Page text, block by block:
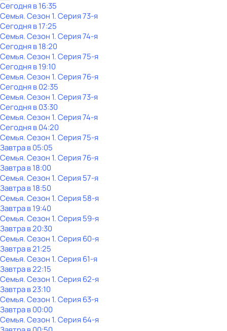
Сегодня в 16:35
Семья. Сезон 1. Серия 73-я
Сегодня в 17:25
Семья. Сезон 1. Серия 74-я
Сегодня в 18:20
Семья. Сезон 1. Серия 75-я
Сегодня в 19:10
Семья. Сезон 1. Серия 76-я
Сегодня в 02:35
Семья. Сезон 1. Серия 73-я
Сегодня в 03:30
Семья. Сезон 1. Серия 74-я
Сегодня в 04:20
Семья. Сезон 1. Серия 75-я
Завтра в 05:05
Семья. Сезон 1. Серия 76-я
Завтра в 18:00
Семья. Сезон 1. Серия 57-я
Завтра в 18:50
Семья. Сезон 1. Серия 58-я
Завтра в 19:40
Семья. Сезон 1. Серия 59-я
Завтра в 20:30
Семья. Сезон 1. Серия 60-я
Завтра в 21:25
Семья. Сезон 1. Серия 61-я
Завтра в 22:15
Семья. Сезон 1. Серия 62-я
Завтра в 23:10
Семья. Сезон 1. Серия 63-я
Завтра в 00:00
Семья. Сезон 1. Серия 64-я